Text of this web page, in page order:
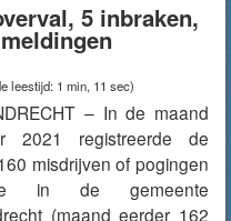
5 inbraken,
leestijd: 1 min, 11 sec)
– In de maand
2021 registreerde de
misdrijven of pogingen
in de gemeente
(maand eerder 162